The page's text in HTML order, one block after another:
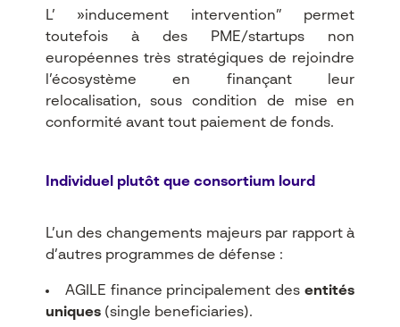
L’ »inducement intervention” permet
toutefois à des PME/startups non
européennes très stratégiques de rejoindre
l’écosystème en finançant leur
relocalisation, sous condition de mise en
conformité avant tout paiement de fonds.​
Individuel plutôt que consortium lourd
L’un des changements majeurs par rapport à
d’autres programmes de défense :
AGILE finance principalement desentités
uniques(single beneficiaries).​